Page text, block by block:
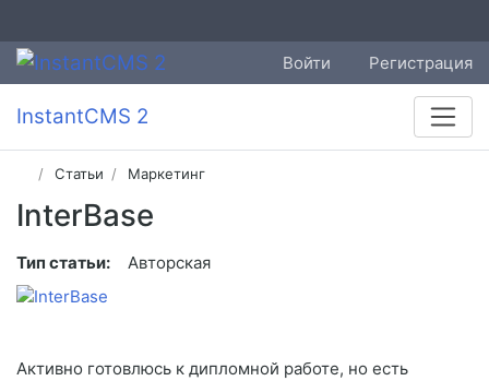
Войти Регистрация
InstantCMS 2
Статьи Маркетинг
InterBase
Тип статьи: Авторская
Активно готовлюсь к дипломной работе, но есть